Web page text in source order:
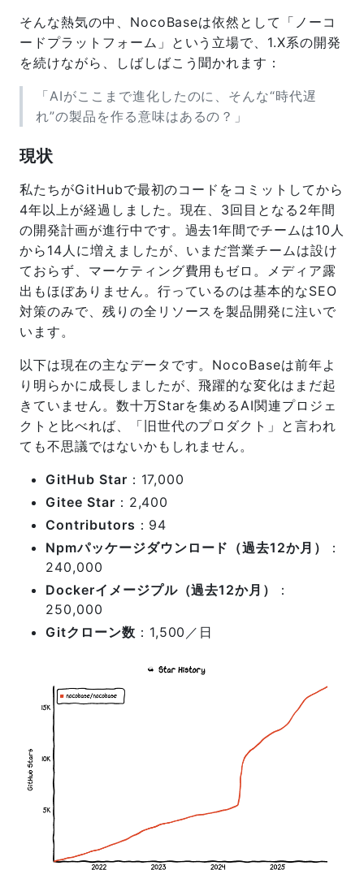
そんな熱気の中、NocoBaseは依然として「ノーコ
ードプラットフォーム」という立場で、1.X系の開発
を続けながら、しばしばこう聞かれます：
「AIがここまで進化したのに、そんな“時代遅
れ”の製品を作る意味はあるの？」
現状
私たちがGitHubで最初のコードをコミットしてから
4年以上が経過しました。現在、3回目となる2年間
の開発計画が進行中です。過去1年間でチームは10人
から14人に増えましたが、いまだ営業チームは設け
ておらず、マーケティング費用もゼロ。メディア露
出もほぼありません。行っているのは基本的なSEO
対策のみで、残りの全リソースを製品開発に注いで
います。
以下は現在の主なデータです。NocoBaseは前年よ
り明らかに成長しましたが、飛躍的な変化はまだ起
きていません。数十万Starを集めるAI関連プロジェ
クトと比べれば、「旧世代のプロダクト」と言われ
ても不思議ではないかもしれません。
GitHub Star ：17,000
Gitee Star ：2,400
Contributors ：94
Npmパッケージダウンロード（過去12か月）
：
240,000
Dockerイメージプル（過去12か月）
：
250,000
Gitクローン数 ：1,500／日